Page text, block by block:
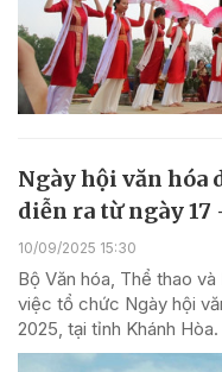
Ngày hội văn hóa
diễn ra từ ngày 17
10/09/2025 15:30
Bộ Văn hóa, Thể thao
việc tổ chức Ngày hội
2025, tại tỉnh Khánh Hòa.